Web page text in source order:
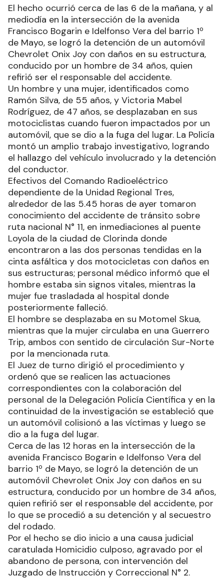
El hecho ocurrió cerca de las 6 de la mañana, y al
mediodía en la intersección de la avenida
Francisco Bogarin e Idelfonso Vera del barrio 1º
de Mayo, se logró la detención de un automóvil
Chevrolet Onix Joy con daños en su estructura,
conducido por un hombre de 34 años, quien
refirió ser el responsable del accidente.
Un hombre y una mujer, identificados como
Ramón Silva, de 55 años, y Victoria Mabel
Rodríguez, de 47 años, se desplazaban en sus
motociclistas cuando fueron impactados por un
automóvil, que se dio a la fuga del lugar. La Policía
montó un amplio trabajo investigativo, logrando
el hallazgo del vehículo involucrado y la detención
del conductor.
Efectivos del Comando Radioeléctrico
dependiente de la Unidad Regional Tres,
alrededor de las 5.45 horas de ayer tomaron
conocimiento del accidente de tránsito sobre
ruta nacional N° 11, en inmediaciones al puente
Loyola de la ciudad de Clorinda donde
encontraron a las dos personas tendidas en la
cinta asfáltica y dos motocicletas con daños en
sus estructuras; personal médico informó que el
hombre estaba sin signos vitales, mientras la
mujer fue trasladada al hospital donde
posteriormente falleció.
El hombre se desplazaba en su Motomel Skua,
mientras que la mujer circulaba en una Guerrero
Trip, ambos con sentido de circulación Sur-Norte
por la mencionada ruta.
El Juez de turno dirigió el procedimiento y
ordenó que se realicen las actuaciones
correspondientes con la colaboración del
personal de la Delegación Policía Científica y en la
continuidad de la investigación se estableció que
un automóvil colisionó a las víctimas y luego se
dio a la fuga del lugar.
Cerca de las 12 horas en la intersección de la
avenida Francisco Bogarin e Idelfonso Vera del
barrio 1º de Mayo, se logró la detención de un
automóvil Chevrolet Onix Joy con daños en su
estructura, conducido por un hombre de 34 años,
quien refirió ser el responsable del accidente, por
lo que se procedió a su detención y al secuestro
del rodado.
Por el hecho se dio inicio a una causa judicial
caratulada Homicidio culposo, agravado por el
abandono de persona, con intervención del
Juzgado de Instrucción y Correccional N° 2.